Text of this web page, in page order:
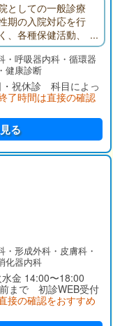
としての一般診療
期の入院対応を行
各種保健活動、
ております。
・呼吸器内科・循環器
健康診断
祝休診 科目によっ
了時間は直接の確認
る
形成外科・皮膚科・
化器内科
金 14:00〜18:00
まで 初診WEB受付
接の確認をおすすめ